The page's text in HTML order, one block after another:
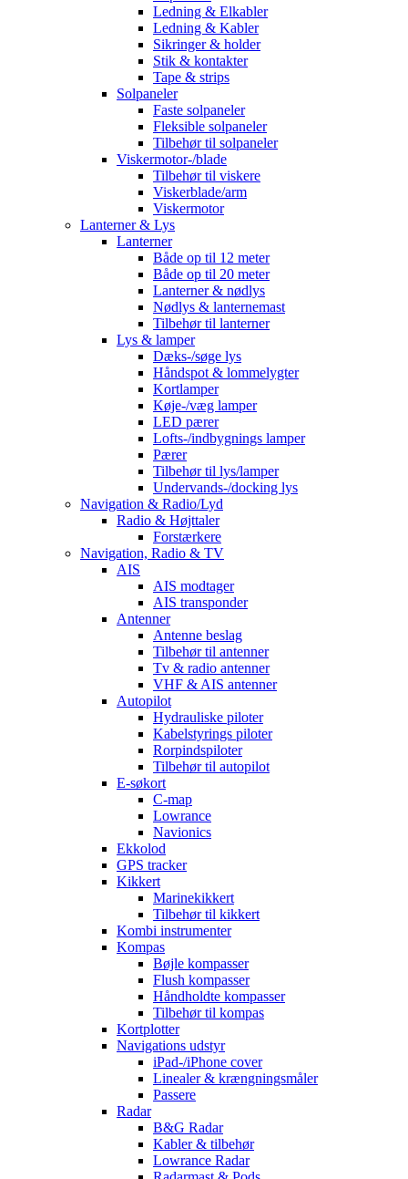
Ledning & Elkabler
Ledning & Kabler
Sikringer & holder
Stik & kontakter
Tape & strips
Solpaneler
Faste solpaneler
Fleksible solpaneler
Tilbehør til solpaneler
Viskermotor-/blade
Tilbehør til viskere
Viskerblade/arm
Viskermotor
Lanterner & Lys
Lanterner
Både op til 12 meter
Både op til 20 meter
Lanterner & nødlys
Nødlys & lanternemast
Tilbehør til lanterner
Lys & lamper
Dæks-/søge lys
Håndspot & lommelygter
Kortlamper
Køje-/væg lamper
LED pærer
Lofts-/indbygnings lamper
Pærer
Tilbehør til lys/lamper
Undervands-/docking lys
Navigation & Radio/Lyd
Radio & Højttaler
Forstærkere
Navigation, Radio & TV
AIS
AIS modtager
AIS transponder
Antenner
Antenne beslag
Tilbehør til antenner
Tv & radio antenner
VHF & AIS antenner
Autopilot
Hydrauliske piloter
Kabelstyrings piloter
Rorpindspiloter
Tilbehør til autopilot
E-søkort
C-map
Lowrance
Navionics
Ekkolod
GPS tracker
Kikkert
Marinekikkert
Tilbehør til kikkert
Kombi instrumenter
Kompas
Bøjle kompasser
Flush kompasser
Håndholdte kompasser
Tilbehør til kompas
Kortplotter
Navigations udstyr
iPad-/iPhone cover
Linealer & krængningsmåler
Passere
Radar
B&G Radar
Kabler & tilbehør
Lowrance Radar